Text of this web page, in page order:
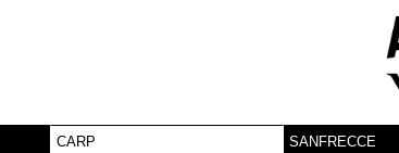
CARP SANFRECCE